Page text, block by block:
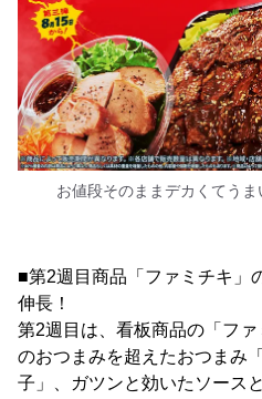
お値段そのままデカくてう
■第2週目商品「ファミチキ」
伸長！
第2週目は、看板商品の「フ
のおつまみを超えたおつまみ
子」、ガツンと効いたソース